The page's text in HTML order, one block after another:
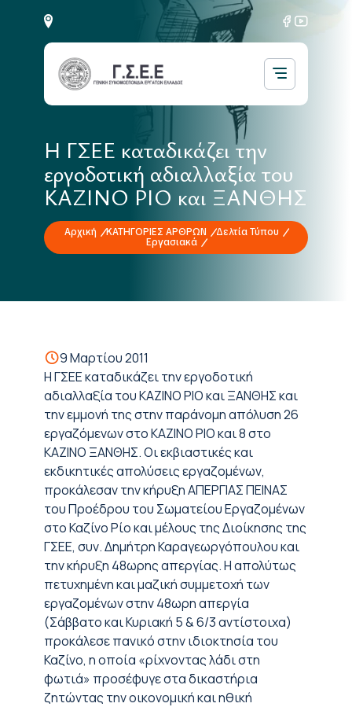
Η ΓΣΕΕ καταδικάζει την
εργοδοτική αδιαλλαξία του
ΚΑΖΙΝΟ ΡΙΟ και ΞΑΝΘΗΣ
Αρχική ΚΑΤΗΓΟΡΙΕΣ ΑΡΘΡΩΝ
Δελτία Τύπου
Εργασιακά
9 Μαρτίου 2011
Η ΓΣΕΕ καταδικάζει την εργοδοτική
αδιαλλαξία του ΚΑΖΙΝΟ ΡΙΟ και ΞΑΝΘΗΣ και
την εμμονή της στην παράνομη απόλυση 26
εργαζόμενων στο ΚΑΖΙΝΟ ΡΙΟ και 8 στο
ΚΑΖΙΝΟ ΞΑΝΘΗΣ. Oι εκβιαστικές και
εκδικητικές απολύσεις εργαζομένων,
προκάλεσαν την κήρυξη ΑΠΕΡΓΙΑΣ ΠΕΙΝΑΣ
του Προέδρου του Σωματείου Εργαζομένων
στο Καζίνο Ρίο και μέλους της Διοίκησης της
ΓΣΕΕ, συν. Δημήτρη Καραγεωργόπουλου και
την κήρυξη 48ωρης απεργίας. Η απολύτως
πετυχημένη και μαζική συμμετοχή των
εργαζομένων στην 48ωρη απεργία
(Σάββατο και Κυριακή 5 & 6/3 αντίστοιχα)
προκάλεσε πανικό στην ιδιοκτησία του
Καζίνο, η οποία «ρίχνοντας λάδι στη
φωτιά» προσέφυγε στα δικαστήρια
ζητώντας την οικονομική και ηθική